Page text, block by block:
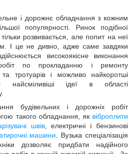
і дорожнє обладнання з кожним
популярності. Ринок подібної
розвивається, але попит на неї
І це не дивно, адже саме завдяки
високоякісне виконання
по прокладанню і ремонту
тротуарів і можливо найкоротші
найсміливіші ідеї в області
будівельних і дорожніх робіт
такого обладнання, як віброплити
швів, електричні і бензинові
машини . Вузька спеціалізація
дозволяє придбати надійного